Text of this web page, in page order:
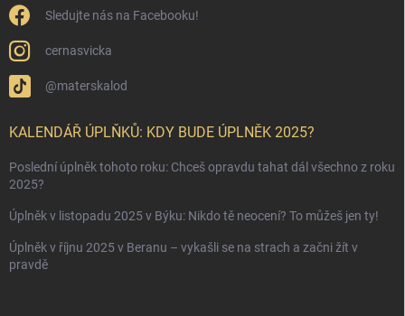
Sledujte nás na Facebooku!
cernasvicka
@materskalod
KALENDÁŘ ÚPLŇKŮ: KDY BUDE ÚPLNĚK 2025?
Poslední úplněk tohoto roku: Chceš opravdu tahat dál všechno z roku
2025?
Úplněk v listopadu 2025 v Býku: Nikdo tě neocení? To můžeš jen ty!
Úplněk v říjnu 2025 v Beranu – vykašli se na strach a začni žít v
pravdě